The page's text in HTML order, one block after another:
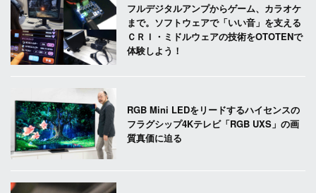
フルデジタルアンプからゲーム、カラオケ
まで。ソフトウェアで「いい音」を支える
ＣＲＩ・ミドルウェアの技術をOTOTENで
体験しよう！
RGB Mini LEDをリードするハイセンスの
フラグシップ4Kテレビ「RGB UXS」の画
質真価に迫る